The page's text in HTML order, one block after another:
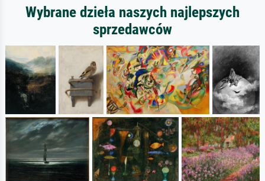
Wybrane dzieła naszych najlepszych
sprzedawców